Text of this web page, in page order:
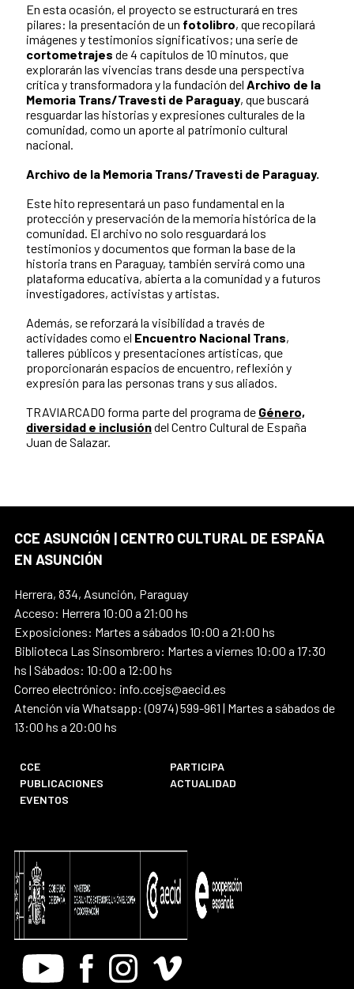
En esta ocasión, el proyecto se estructurará en tres
pilares: la presentación de un fotolibro, que recopilará
imágenes y testimonios significativos; una serie de
cortometrajes de 4 capítulos de 10 minutos, que
explorarán las vivencias trans desde una perspectiva
crítica y transformadora y la fundación del Archivo de la
Memoria Trans/Travesti de Paraguay, que buscará
resguardar las historias y expresiones culturales de la
comunidad, como un aporte al patrimonio cultural
nacional.
Archivo de la Memoria Trans/Travesti de Paraguay.
Este hito representará un paso fundamental en la
protección y preservación de la memoria histórica de la
comunidad. El archivo no solo resguardará los
testimonios y documentos que forman la base de la
historia trans en Paraguay, también servirá como una
plataforma educativa, abierta a la comunidad y a futuros
investigadores, activistas y artistas.
Además, se reforzará la visibilidad a través de
actividades como el Encuentro Nacional Trans,
talleres públicos y presentaciones artísticas, que
proporcionarán espacios de encuentro, reflexión y
expresión para las personas trans y sus aliados.
TRAVIARCADO forma parte del programa de Género,
diversidad e inclusióndel Centro Cultural de España
Juan de Salazar.
CCE ASUNCIÓN | CENTRO CULTURAL DE ESPAÑA
EN ASUNCIÓN
Herrera, 834, Asunción, Paraguay
Acceso: Herrera 10:00 a 21:00 hs
Exposiciones: Martes a sábados 10:00 a 21:00 hs
Biblioteca Las Sinsombrero: Martes a viernes 10:00 a 17:30
hs | Sábados: 10:00 a 12:00 hs
Correo electrónico: info.ccejs@aecid.es
Atención vía Whatsapp: (0974) 599-961 | Martes a sábados de
13:00 hs a 20:00 hs
CCE
PARTICIPA
PUBLICACIONES
ACTUALIDAD
EVENTOS
Youtube FacebookInstagram
Vimeo